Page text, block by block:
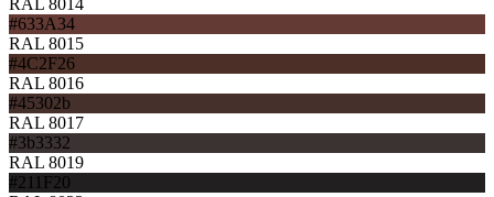
#633A34
RAL 8015
#4C2F26
RAL 8016
#45302b
RAL 8017
#3b3332
RAL 8019
#211F20